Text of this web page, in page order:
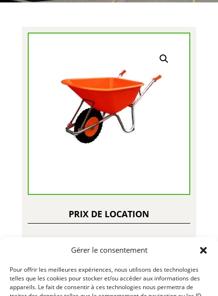
Gérer le consentement
Pour offrir les meilleures expériences, nous utilisons des technologies
telles que les cookies pour stocker et/ou accéder aux informations des
appareils. Le fait de consentir à ces technologies nous permettra de
PRIX DE LOCATION
15.00$ – Jour
35.00$ – Semaine